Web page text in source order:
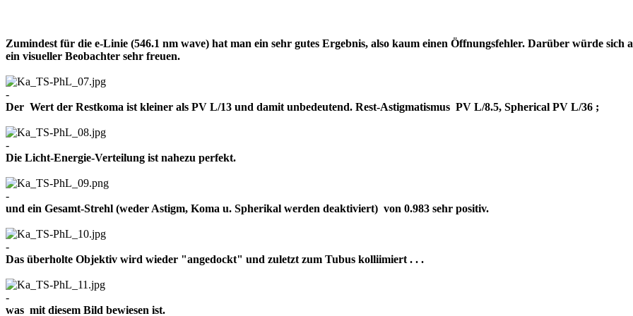
Zumindest für die e-Linie (546.1 nm wave) hat man ein sehr gutes Ergebnis, also kaum einen Öffnungsfehler. Darüber würde sich
ein visueller Beobachter sehr freuen.
-
Der Wert der Restkoma ist kleiner als PV L/13 und damit unbedeutend. Rest-Astigmatismus PV L/8.5, Spherical PV L/36 ;
-
Die Licht-Energie-Verteilung ist nahezu perfekt.
-
und ein Gesamt-Strehl (weder Astigm, Koma u. Spherikal werden deaktiviert) von 0.983 sehr positiv.
-
Das überholte Objektiv wird wieder "angedockt" und zuletzt zum Tubus kolliimiert . . .
-
was mit diesem Bild bewiesen ist.